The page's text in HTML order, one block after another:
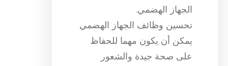
الجهاز الهضمي.
تحسين وظائف الجهاز الهضمي
يمكن أن يكون مهما للحفاظ
على صحة جيدة والشعور